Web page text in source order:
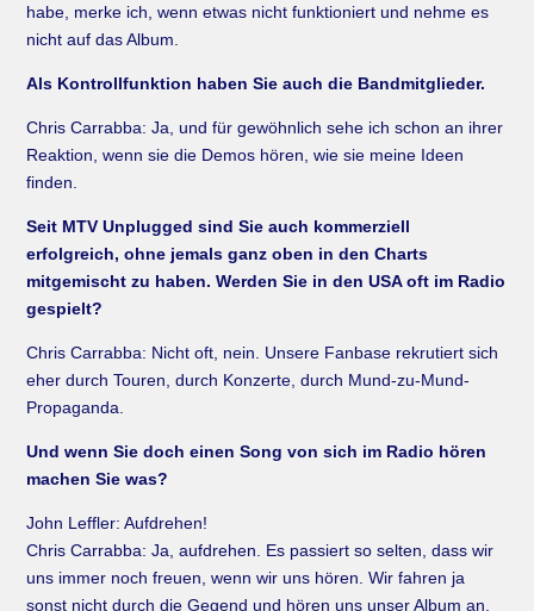
habe, merke ich, wenn etwas nicht funktioniert und nehme es
nicht auf das Album.
Als Kontrollfunktion haben Sie auch die Bandmitglieder.
Chris Carrabba: Ja, und für gewöhnlich sehe ich schon an ihrer
Reaktion, wenn sie die Demos hören, wie sie meine Ideen
finden.
Seit MTV Unplugged sind Sie auch kommerziell
erfolgreich, ohne jemals ganz oben in den Charts
mitgemischt zu haben. Werden Sie in den USA oft im Radio
gespielt?
Chris Carrabba: Nicht oft, nein. Unsere Fanbase rekrutiert sich
eher durch Touren, durch Konzerte, durch Mund-zu-Mund-
Propaganda.
Und wenn Sie doch einen Song von sich im Radio hören
machen Sie was?
John Leffler: Aufdrehen!
Chris Carrabba: Ja, aufdrehen. Es passiert so selten, dass wir
uns immer noch freuen, wenn wir uns hören. Wir fahren ja
sonst nicht durch die Gegend und hören uns unser Album an.